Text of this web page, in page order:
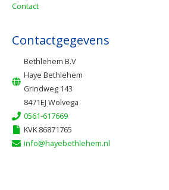
Contact
Contactgegevens
Bethlehem B.V
Haye Bethlehem
Grindweg 143
8471EJ Wolvega
0561-617669
KVK 86871765
info@hayebethlehem.nl